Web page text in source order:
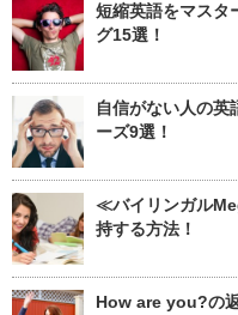
短縮英語をマスタ
グ15選！
自信がない人の英
ーズ9選！
≪バイリンガル
持する方法！
How are you?の